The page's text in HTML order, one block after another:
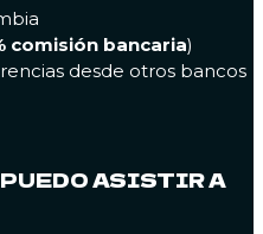
comisión bancaria)
desde otros bancos
ASISTIR A